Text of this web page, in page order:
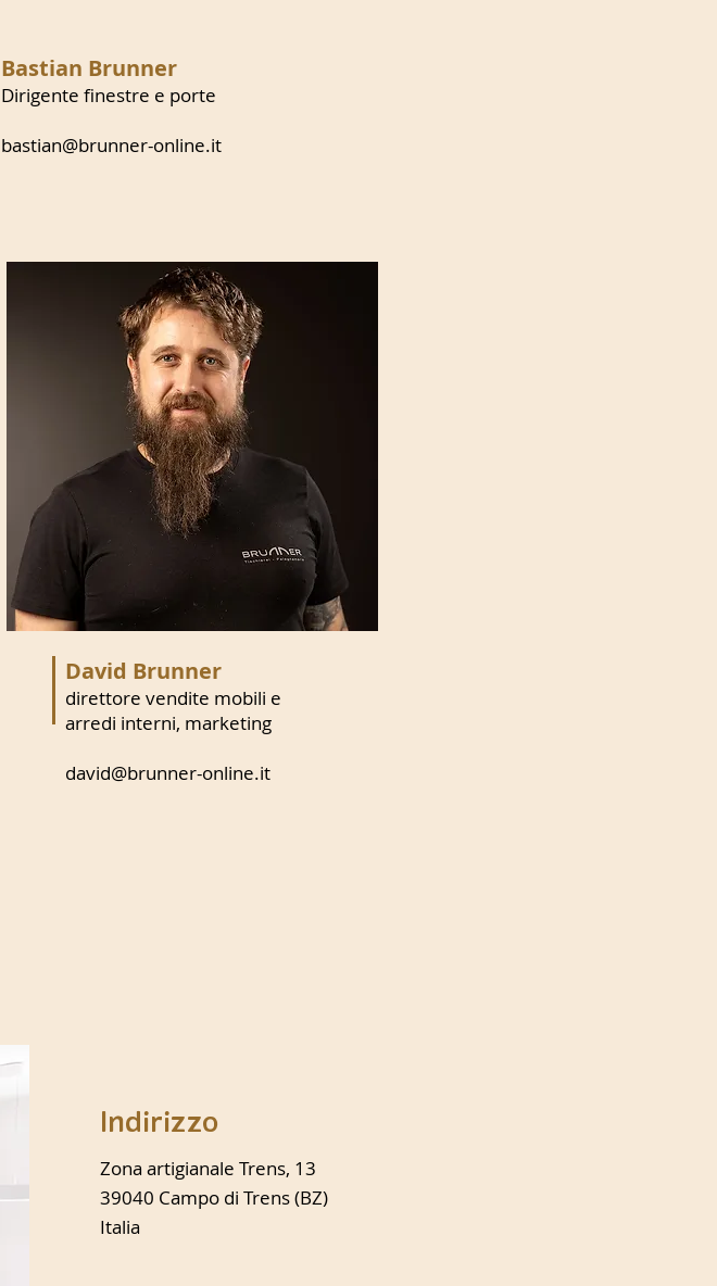
Bastian Brunner
Dirigente finestre e porte
bastian@brunner-online.it
David Brunner
direttore vendite mobili e
arredi interni, marketing
david@brunner-online.it
Indirizzo
Zona artigianale Trens, 13
39040 Campo di Trens (BZ)
Italia